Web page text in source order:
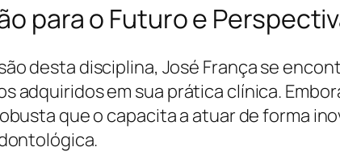
para o Futuro e
desta disciplina, José França se
adquiridos em sua prática clínica.
que o capacita a atuar de forma